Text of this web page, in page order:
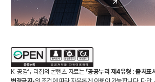
K-공감누리집의 콘텐츠 자료는 「공공누리 제4유형 : 출처